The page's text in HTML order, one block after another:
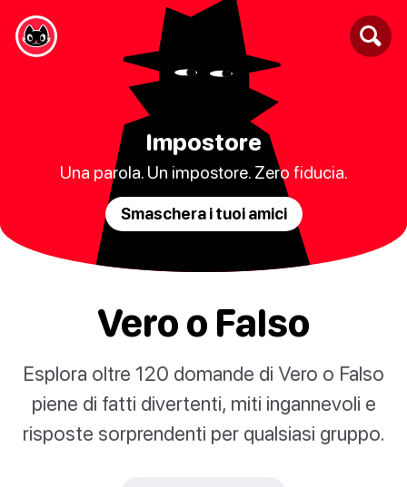
Impostore
Una parola. Un impostore. Zero fiducia.
Smaschera i tuoi amici
Vero o Falso
Esplora oltre 120 domande di Vero o Falso
piene di fatti divertenti, miti ingannevoli e
risposte sorprendenti per qualsiasi gruppo.